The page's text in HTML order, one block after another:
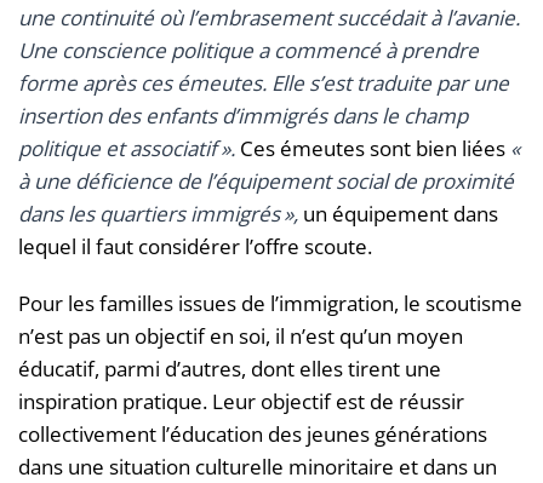
une continuité où l’embrasement succédait à l’avanie.
Une conscience politique a commencé à prendre
forme après ces émeutes. Elle s’est traduite par une
insertion des enfants d’immigrés dans le champ
politique et associatif ». Ces émeutes sont bien liées «
à une déficience de l’équipement social de proximité
dans les quartiers immigrés », un équipement dans
lequel il faut considérer l’offre scoute.
Pour les familles issues de l’immigration, le scoutisme
n’est pas un objectif en soi, il n’est qu’un moyen
éducatif, parmi d’autres, dont elles tirent une
inspiration pratique. Leur objectif est de réussir
collectivement l’éducation des jeunes générations
dans une situation culturelle minoritaire et dans un